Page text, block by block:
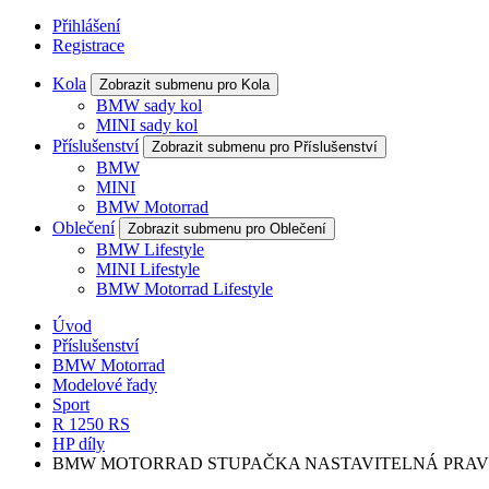
Přihlášení
Registrace
Kola Zobrazit submenu pro Kola
BMW sady kol
MINI sady kol
Příslušenství
Zobrazit submenu pro Příslušenství
BMW
MINI
BMW Motorrad
Oblečení
Zobrazit submenu pro Oblečení
BMW Lifestyle
MINI Lifestyle
BMW Motorrad Lifestyle
Úvod
Příslušenství
BMW Motorrad
Modelové řady
Sport
R 1250 RS
HP díly
BMW MOTORRAD STUPAČKA NASTAVITELNÁ